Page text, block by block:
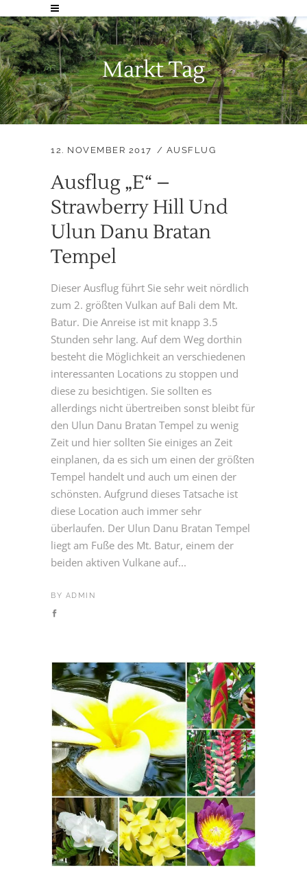
Markt Tag
12. NOVEMBER 2017 AUSFLUG
Ausflug „E“ –
Strawberry Hill Und
Ulun Danu Bratan
Tempel
Dieser Ausflug führt Sie sehr weit nördlich
zum 2. größten Vulkan auf Bali dem Mt.
Batur. Die Anreise ist mit knapp 3.5
Stunden sehr lang. Auf dem Weg dorthin
besteht die Möglichkeit an verschiedenen
interessanten Locations zu stoppen und
diese zu besichtigen. Sie sollten es
allerdings nicht übertreiben sonst bleibt für
den Ulun Danu Bratan Tempel zu wenig
Zeit und hier sollten Sie einiges an Zeit
einplanen, da es sich um einen der größten
Tempel handelt und auch um einen der
schönsten. Aufgrund dieses Tatsache ist
diese Location auch immer sehr
überlaufen. Der Ulun Danu Bratan Tempel
liegt am Fuße des Mt. Batur, einem der
beiden aktiven Vulkane auf...
BY ADMIN